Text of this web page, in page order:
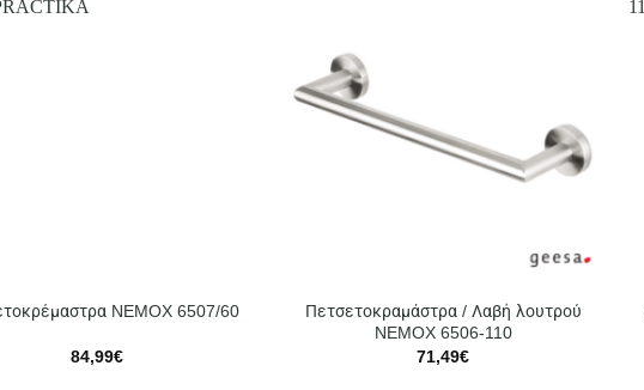
NEMOX 6507/60
84,99€
Πετσετοκραμάστρα / Λαβή λουτρού
NEMOX 6506-110
71,49€